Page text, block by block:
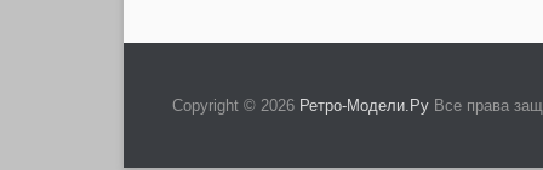
Copyright © 2026 Ретро-Модели.Ру Все права